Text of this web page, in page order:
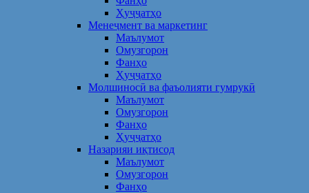
Ҳуҷҷатҳо
Менеҷмент ва маркетинг
Маълумот
Омузгорон
Фанҳо
Ҳуҷҷатҳо
Молшиносӣ ва фаъолияти гумрукӣ
Маълумот
Омузгорон
Фанҳо
Ҳуҷҷатҳо
Назарияи иқтисод
Маълумот
Омузгорон
Фанҳо